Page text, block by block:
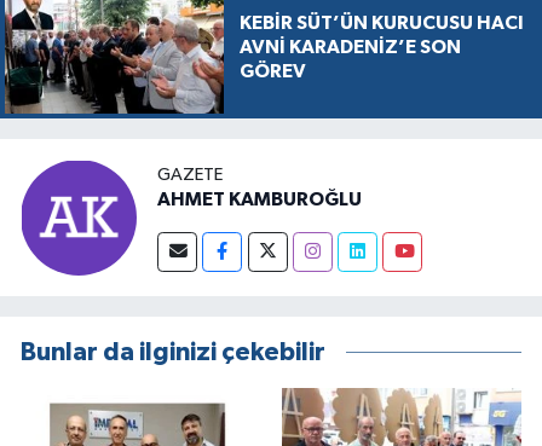
KEBİR SÜT’ÜN KURUCUSU HACI
AVNİ KARADENİZ’E SON
GÖREV
GAZETE
AHMET KAMBUROĞLU
Bunlar da ilginizi çekebilir